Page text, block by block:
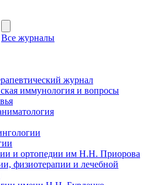
Все журналы
журнал
иммунология и вопросы
и ортопедии им Н.Н. Приорова
физиотерапии и лечебной